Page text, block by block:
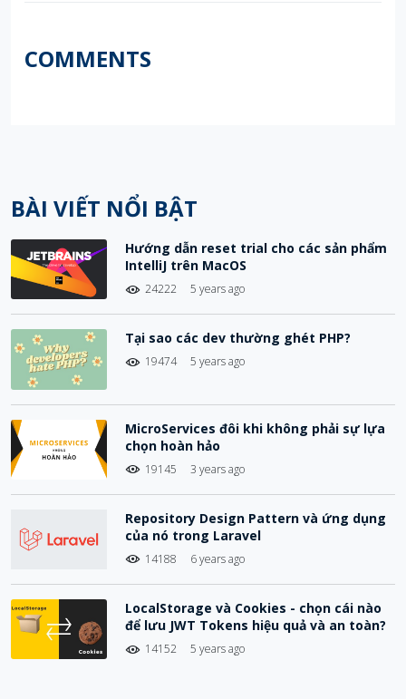
COMMENTS
BÀI VIẾT NỔI BẬT
Hướng dẫn reset trial cho các sản phẩm
IntelliJ trên MacOS
24222 5 years ago
Tại sao các dev thường ghét PHP?
19474 5 years ago
MicroServices đôi khi không phải sự lựa
chọn hoàn hảo
19145 3 years ago
Repository Design Pattern và ứng dụng
của nó trong Laravel
14188 6 years ago
LocalStorage và Cookies - chọn cái nào
để lưu JWT Tokens hiệu quả và an toàn?
14152 5 years ago